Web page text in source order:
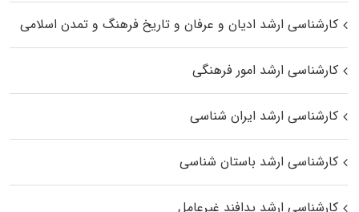
کارشناسی ارشد ادیان و عرفان و تاریخ فرهنگ و تمدن اسلامی
کارشناسی ارشد امور فرهنگی
کارشناسی ارشد ایران شناسی
کارشناسی ارشد باستان شناسی
کارشناسی ارشد پدافند غیرعامل